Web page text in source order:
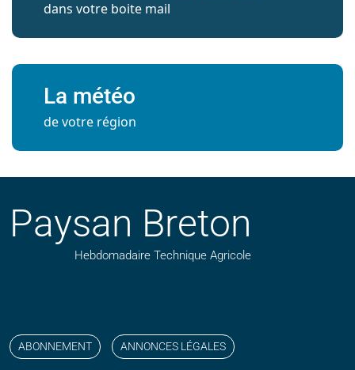
dans votre boite mail
La météo
de votre région
Paysan Breton
Hebdomadaire Technique Agricole
ABONNEMENT ANNONCES LÉGALES